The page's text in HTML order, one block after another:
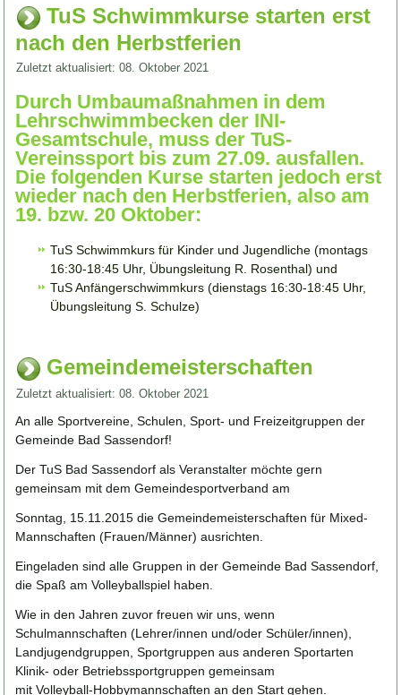
TuS Schwimmkurse starten erst
nach den Herbstferien
Zuletzt aktualisiert: 08. Oktober 2021
Durch Umbaumaßnahmen in dem
Lehrschwimmbecken der INI-
Gesamtschule, muss der TuS-
Vereinssport bis zum 27.09. ausfallen.
Die folgenden Kurse starten jedoch erst
wieder nach den Herbstferien, also am
19. bzw. 20 Oktober:
TuS Schwimmkurs für Kinder und Jugendliche (montags
16:30-18:45 Uhr, Übungsleitung R. Rosenthal) und
TuS Anfängerschwimmkurs (dienstags 16:30-18:45 Uhr,
Übungsleitung S. Schulze)
Gemeindemeisterschaften
Zuletzt aktualisiert: 08. Oktober 2021
An alle Sportvereine, Schulen, Sport- und Freizeitgruppen der
Gemeinde Bad Sassendorf!
Der TuS Bad Sassendorf als Veranstalter möchte gern
gemeinsam mit dem Gemeindesportverband am
Sonntag, 15.11.2015 die Gemeindemeisterschaften für Mixed-
Mannschaften (Frauen/Männer) ausrichten.
Eingeladen sind alle Gruppen in der Gemeinde Bad Sassendorf,
die Spaß am Volleyballspiel haben.
Wie in den Jahren zuvor freuen wir uns, wenn
Schulmannschaften (Lehrer/innen und/oder Schüler/innen),
Landjugendgruppen, Sportgruppen aus anderen Sportarten
Klinik- oder Betriebssportgruppen gemeinsam
mit Volleyball-Hobbymannschaften an den Start gehen.